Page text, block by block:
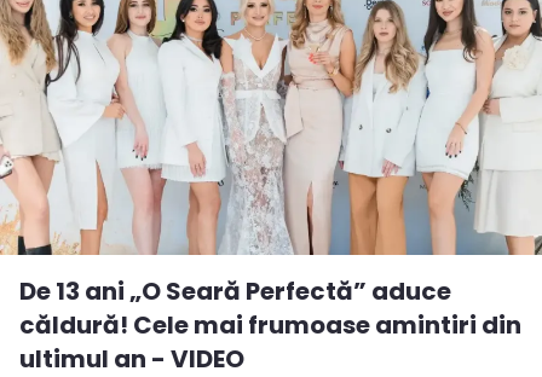
De 13 ani „O Seară Perfectă” aduce
căldură! Cele mai frumoase amintiri din
ultimul an - VIDEO